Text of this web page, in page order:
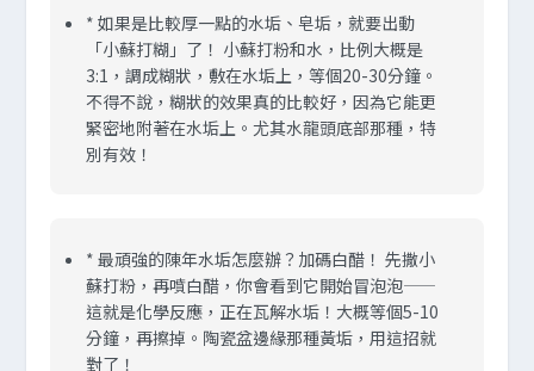
*如果是比較厚一點的水垢、皂垢，就要出動
「小蘇打糊」了！ 小蘇打粉和水，比例大概是
3:1，調成糊狀，敷在水垢上，等個20-30分鐘。
不得不說，糊狀的效果真的比較好，因為它能更
緊密地附著在水垢上。尤其水龍頭底部那種，特
別有效！
*最頑強的陳年水垢怎麼辦？加碼白醋！ 先撒小
蘇打粉，再噴白醋，你會看到它開始冒泡泡——
這就是化學反應，正在瓦解水垢！大概等個5-10
分鐘，再擦掉。陶瓷盆邊緣那種黃垢，用這招就
對了！